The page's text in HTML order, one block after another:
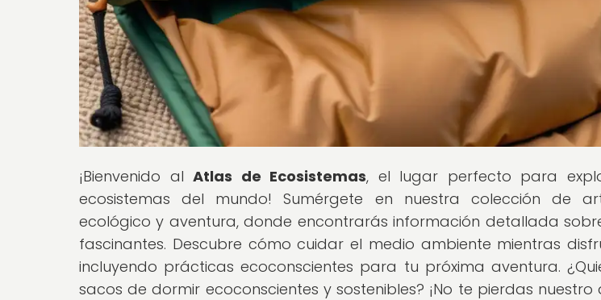
¡Bienvenido alAtlas de Ecosistemas, el lugar perfecto para
ecosistemas del mundo! Sumérgete en nuestra colección de
ecológico y aventura, donde encontrarás información detallada
fascinantes. Descubre cómo cuidar el medio ambiente mientras
incluyendo prácticas ecoconscientes para tu próxima aventura.
sacos de dormir ecoconscientes y sostenibles? ¡No te pierdas